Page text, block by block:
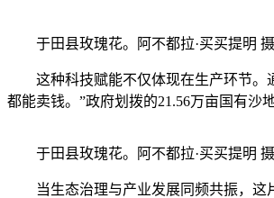
于田县玫瑰花。阿不都拉·买买提明 摄
这种科技赋能不仅体现在生产环节。通
都能卖钱。”政府划拨的21.56万亩国有沙
于田县玫瑰花。阿不都拉·买买提明 摄
当生态治理与产业发展同频共振，这片